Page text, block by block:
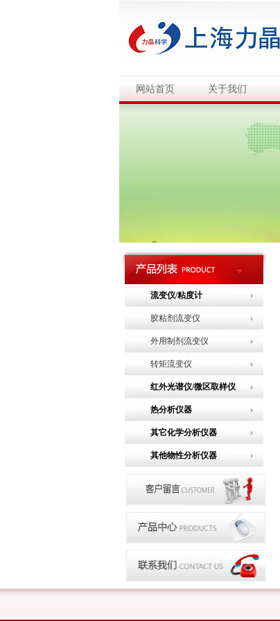
网站首页 关于我们
流变仪/粘度计
胶粘剂流变仪
外用制剂流变仪
转矩流变仪
红外光谱仪/微区取样仪
热分析仪器
其它化学分析仪器
其他物性分析仪器